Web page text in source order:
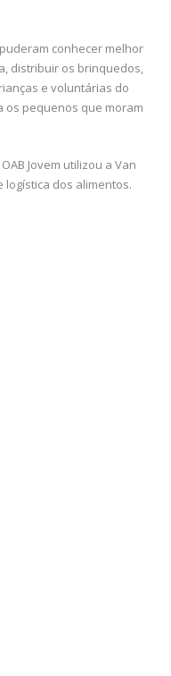
conhecer melhor
distribuir os brinquedos,
e voluntárias do
os pequenos que moram
Jovem utilizou a Van
logística dos alimentos.